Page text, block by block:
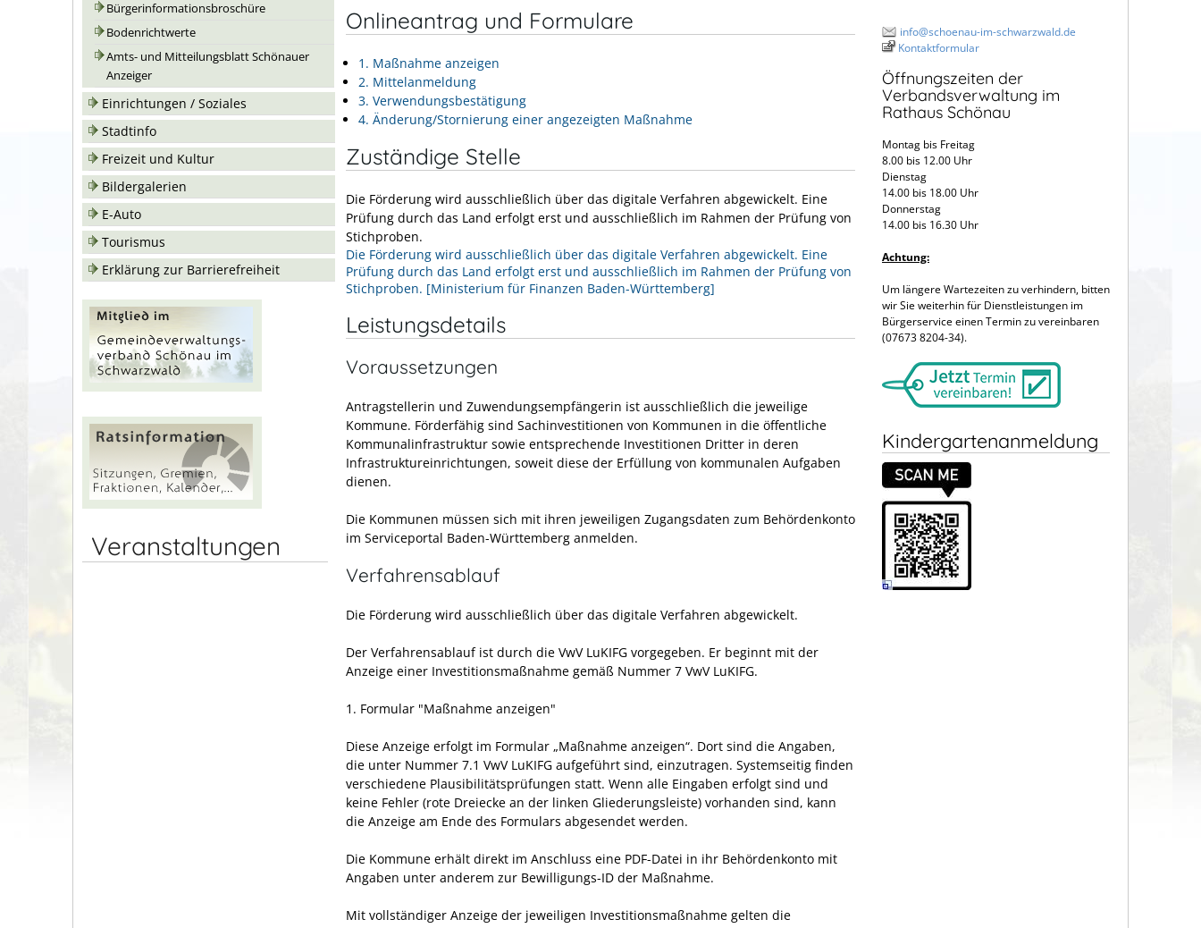
Bürgerinformationsbroschüre
Bodenrichtwerte
Amts- und Mitteilungsblatt Schönauer
Anzeiger
Einrichtungen / Soziales
Stadtinfo
Freizeit und Kultur
Bildergalerien
E-Auto
Tourismus
Erklärung zur Barrierefreiheit
Veranstaltungen
Onlineantrag und Formulare
1. Maßnahme anzeigen
2. Mittelanmeldung
3. Verwendungsbestätigung
4. Änderung/Stornierung einer angezeigten Maßnahme
Zuständige Stelle
Die Förderung wird ausschließlich über das digitale Verfahren abgewickelt. Eine
Prüfung durch das Land erfolgt erst und ausschließlich im Rahmen der Prüfung von
Stichproben.
Die Förderung wird ausschließlich über das digitale Verfahren abgewickelt. Eine
Prüfung durch das Land erfolgt erst und ausschließlich im Rahmen der Prüfung von
Stichproben. [Ministerium für Finanzen Baden-Württemberg]
Leistungsdetails
Voraussetzungen
Antragstellerin und Zuwendungsempfängerin ist ausschließlich die jeweilige
Kommune. Förderfähig sind Sachinvestitionen von Kommunen in die öffentliche
Kommunalinfrastruktur sowie entsprechende Investitionen Dritter in deren
Infrastruktureinrichtungen, soweit diese der Erfüllung von kommunalen Aufgaben
dienen.
Die Kommunen müssen sich mit ihren jeweiligen Zugangsdaten zum Behördenkonto
im Serviceportal Baden-Württemberg anmelden.
Verfahrensablauf
Die Förderung wird ausschließlich über das digitale Verfahren abgewickelt.
Der Verfahrensablauf ist durch die VwV LuKIFG vorgegeben. Er beginnt mit der
Anzeige einer Investitionsmaßnahme gemäß Nummer 7 VwV LuKIFG.
1. Formular "Maßnahme anzeigen"
Diese Anzeige erfolgt im Formular „Maßnahme anzeigen“. Dort sind die Angaben,
die unter Nummer 7.1 VwV LuKIFG aufgeführt sind, einzutragen. Systemseitig finden
verschiedene Plausibilitätsprüfungen statt. Wenn alle Eingaben erfolgt sind und
keine Fehler (rote Dreiecke an der linken Gliederungsleiste) vorhanden sind, kann
die Anzeige am Ende des Formulars abgesendet werden.
Die Kommune erhält direkt im Anschluss eine PDF-Datei in ihr Behördenkonto mit
Angaben unter anderem zur Bewilligungs-ID der Maßnahme.
Mit vollständiger Anzeige der jeweiligen Investitionsmaßnahme gelten die
info@schoenau-im-schwarzwald.de
Kontaktformular
Öffnungszeiten der
Verbandsverwaltung im
Rathaus Schönau
Montag bis Freitag
8.00 bis 12.00 Uhr
Dienstag
14.00 bis 18.00 Uhr
Donnerstag
14.00 bis 16.30 Uhr
Achtung:
Um längere Wartezeiten zu verhindern, bitten
wir Sie weiterhin für Dienstleistungen im
Bürgerservice einen Termin zu vereinbaren
(07673 8204-34).
Kindergartenanmeldung